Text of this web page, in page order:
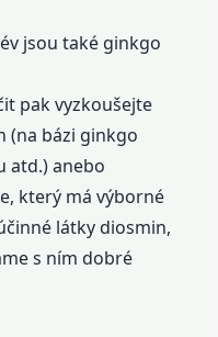
jsou také ginkgo
pak vyzkoušejte
(na bázi ginkgo
atd.) anebo
který má výborné
látky diosmin,
s ním dobré